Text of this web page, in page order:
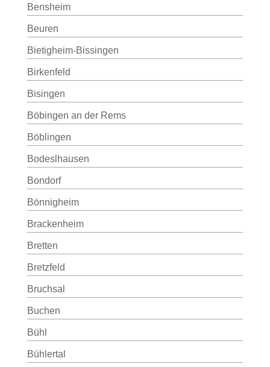
Bensheim
Beuren
Bietigheim-Bissingen
Birkenfeld
Bisingen
Böbingen an der Rems
Böblingen
Bodeslhausen
Bondorf
Bönnigheim
Brackenheim
Bretten
Bretzfeld
Bruchsal
Buchen
Bühl
Bühlertal